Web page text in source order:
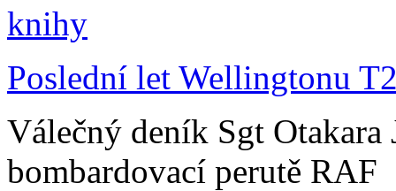
Poslední let Wellingtonu
Válečný deník Sgt Otakara
bombardovací perutě RAF